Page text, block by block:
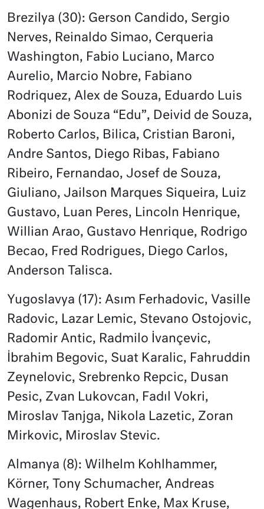
Brezilya (30): Gerson Candido, Sergio
Nerves, Reinaldo Simao, Cerqueria
Washington, Fabio Luciano, Marco
Aurelio, Marcio Nobre, Fabiano
Rodriquez, Alex de Souza, Eduardo Luis
Abonizi de Souza “Edu”, Deivid de Souza,
Roberto Carlos, Bilica, Cristian Baroni,
Andre Santos, Diego Ribas, Fabiano
Ribeiro, Fernandao, Josef de Souza,
Giuliano, Jailson Marques Siqueira, Luiz
Gustavo, Luan Peres, Lincoln Henrique,
Willian Arao, Gustavo Henrique, Rodrigo
Becao, Fred Rodrigues, Diego Carlos,
Anderson Talisca.
Yugoslavya (17): Asım Ferhadovic, Vasille
Radovic, Lazar Lemic, Stevano Ostojovic,
Radomir Antic, Radmilo İvançevic,
İbrahim Begovic, Suat Karalic, Fahruddin
Zeynelovic, Srebrenko Repcic, Dusan
Pesic, Zvan Lukovcan, Fadıl Vokri,
Miroslav Tanjga, Nikola Lazetic, Zoran
Mirkovic, Miroslav Stevic.
Almanya (8): Wilhelm Kohlhammer,
Körner, Tony Schumacher, Andreas
Wagenhaus, Robert Enke, Max Kruse,